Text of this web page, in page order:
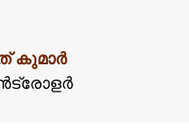
കുമാർ